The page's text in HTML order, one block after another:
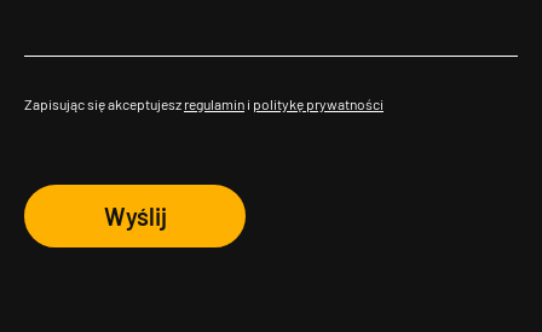
Zapisując się akceptujesz regulamin i politykę prywatności
Wyślij